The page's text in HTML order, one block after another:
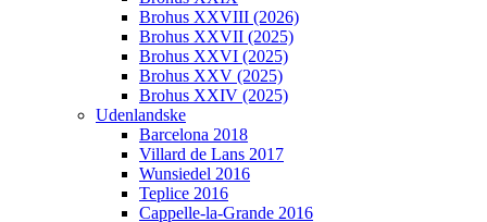
Brohus XXVIII (2026)
Brohus XXVII (2025)
Brohus XXVI (2025)
Brohus XXV (2025)
Brohus XXIV (2025)
Udenlandske
Barcelona 2018
Villard de Lans 2017
Wunsiedel 2016
Teplice 2016
Cappelle-la-Grande 2016